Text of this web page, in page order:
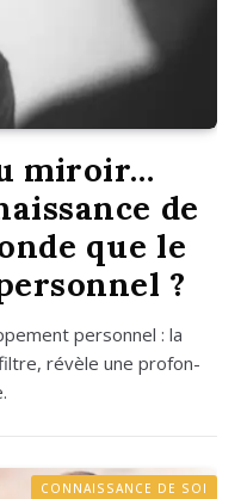
miroir…
de
que le
?
per­son­nel : la
révèle une pro­fon­
CONNAISSANCE DE SOI